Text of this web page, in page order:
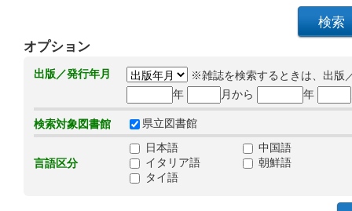
オプション
出版／発行年月
※雑誌を検索するときは、出版
年
月から 年
検索対象図書館 県立図書館
言語区分
日本語
中国語
イタリア語
朝鮮語
タイ語